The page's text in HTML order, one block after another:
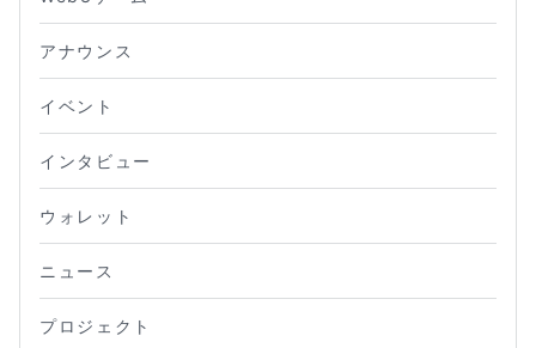
アナウンス
イベント
インタビュー
ウォレット
ニュース
プロジェクト